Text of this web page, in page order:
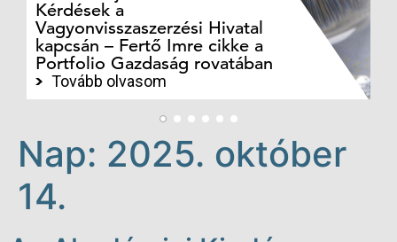
Kérdések a
Vagyonvisszaszerzési Hivatal
kapcsán – Fertő Imre cikke a
Portfolio Gazdaság rovatában
Tovább olvasom
Nap: 2025. október
14.